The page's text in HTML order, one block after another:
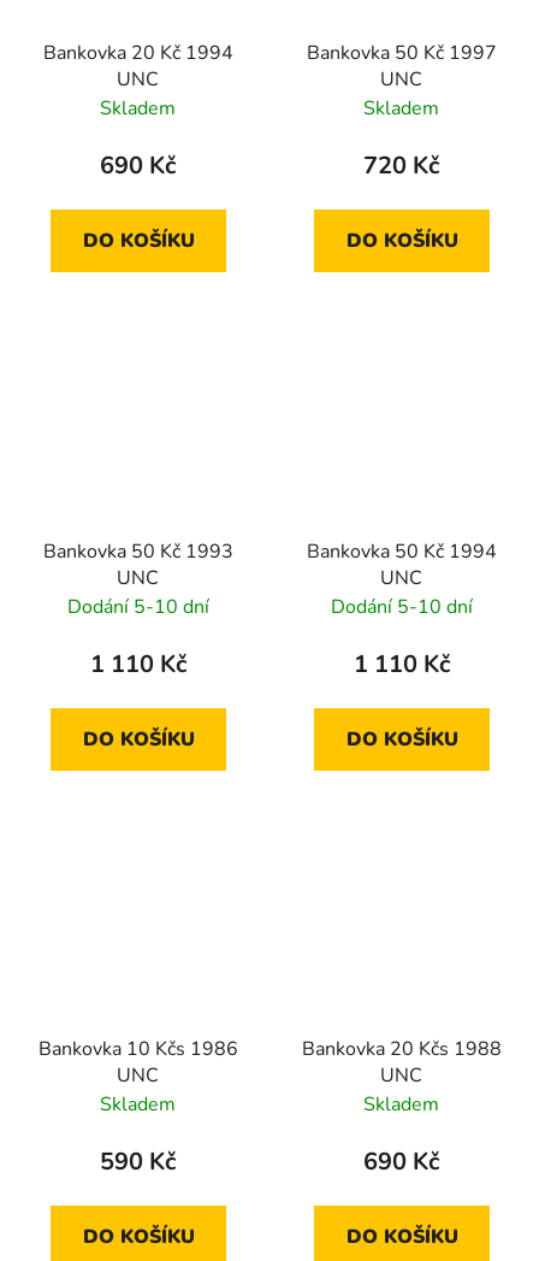
Bankovka 20 Kč 1994
UNC
Skladem
690 Kč
DO KOŠÍKU
Bankovka 50 Kč 1997
UNC
Skladem
720 Kč
DO KOŠÍKU
Bankovka 50 Kč 1993
UNC
Dodání 5-10 dní
1 110 Kč
DO KOŠÍKU
Bankovka 50 Kč 1994
UNC
Dodání 5-10 dní
1 110 Kč
DO KOŠÍKU
Bankovka 10 Kčs 1986
UNC
Skladem
590 Kč
DO KOŠÍKU
Bankovka 20 Kčs 1988
UNC
Skladem
690 Kč
DO KOŠÍKU